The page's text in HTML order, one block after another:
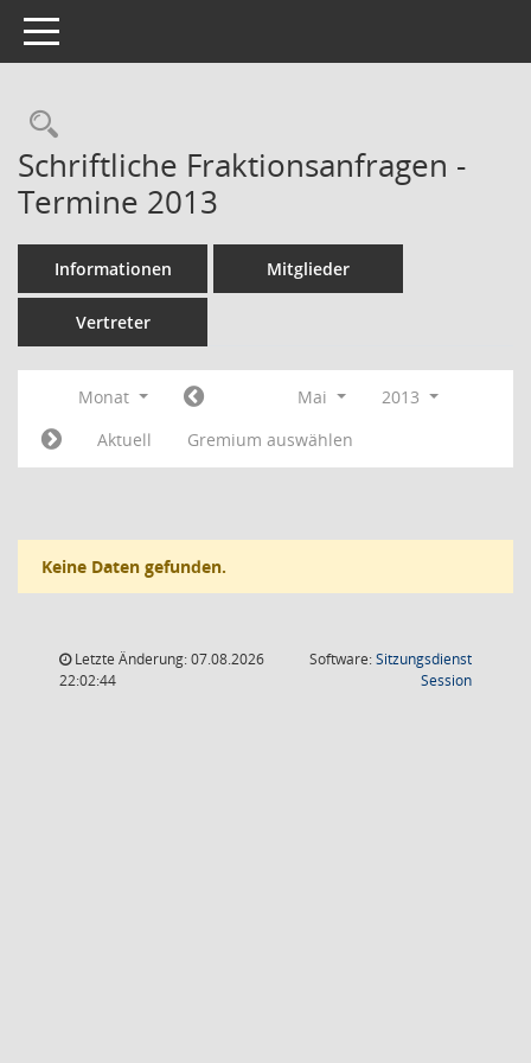
Toggle navigation
Rechercheauswahl
Schriftliche Fraktionsanfragen -
Termine 2013
Informationen Mitglieder
Vertreter
Monat Mai
2013
Aktuell
Gremium auswählen
Keine Daten gefunden.
Letzte Änderung: 07.08.2026
22:02:44
Software:Sitzungsdienst
Session(Wird in